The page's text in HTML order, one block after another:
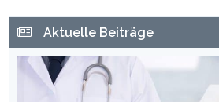
Haupt-
Sidebar
Aktuelle Beiträge